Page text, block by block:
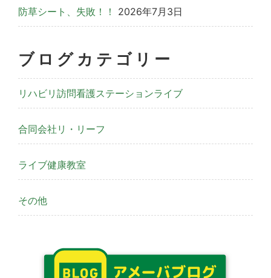
防草シート、失敗！！ 2026年7月3日
ブログカテゴリー
リハビリ訪問看護ステーションライブ
合同会社リ・リーフ
ライブ健康教室
その他